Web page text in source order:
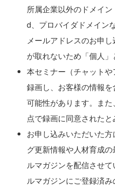
所属企業以外のドメイン
d、プロバイダドメイン
メールアドレスのお申
が取れないため「個人」
本セミナー（チャット
録画し、お客様の情報
可能性があります。ま
点で録画に同意されたと
お申し込みいただいた
グ更新情報や人材育成
ルマガジンを配信させ
ルマガジンにご登録済